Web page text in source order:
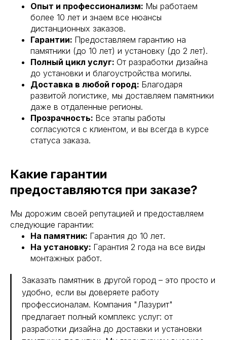
Опыт и профессионализм: Мы работаем
более 10 лет и знаем все нюансы
дистанционных заказов.
Гарантии: Предоставляем гарантию на
памятники (до 10 лет) и установку (до 2 лет).
Полный цикл услуг: От разработки дизайна
до установки и благоустройства могилы.
Доставка в любой город: Благодаря
развитой логистике, мы доставляем памятники
даже в отдаленные регионы.
Прозрачность: Все этапы работы
согласуются с клиентом, и вы всегда в курсе
статуса заказа.
Какие гарантии
предоставляются при заказе?
Мы дорожим своей репутацией и предоставляем
следующие гарантии:
На памятник: Гарантия до 10 лет.
На установку: Гарантия 2 года на все виды
монтажных работ.
Заказать памятник в другой город – это просто и
удобно, если вы доверяете работу
профессионалам. Компания "Лазурит"
предлагает полный комплекс услуг: от
разработки дизайна до доставки и установки